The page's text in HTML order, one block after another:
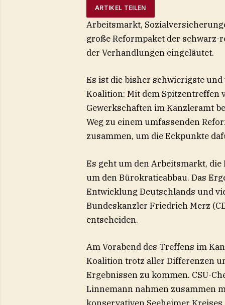
ARTIKEL TEILEN
Arbeitsmarkt,
große Reformpaket der schwarz-
der Verhandlungen eingeläutet.
Es ist die bisher schwierigste
Koalition: Mit dem Spitzentreffen
Gewerkschaften im Kanzleramt
Weg zu einem umfassenden
zusammen, um die Eckpunkte
Es geht um den Arbeitsmarkt,
um den Bürokratieabbau. Das
Entwicklung Deutschlands und
Bundeskanzler Friedrich Merz
entscheiden.
Am Vorabend des Treffens im
Koalition trotz aller Differenzen
Ergebnissen zu kommen. CSU-
Linnemann nahmen zusammen